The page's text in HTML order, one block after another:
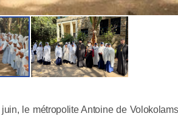
juin, le métropolite Antoine de